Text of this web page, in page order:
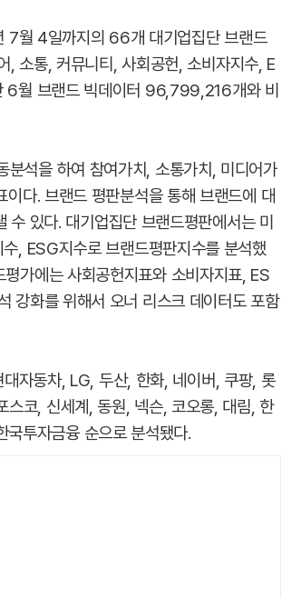
월 4일까지의 66개 대기업집단 브랜드
소통, 커뮤니티, 사회공헌, 소비자지수, E
6월 브랜드 빅데이터 96,799,216개와 비
분석을 하여 참여가치, 소통가치, 미디어가
다. 브랜드 평판분석을 통해 브랜드에 대
있다. 대기업집단 브랜드평판에서는 미
, ESG지수로 브랜드평판지수를 분석했
가에는 사회공헌지표와 소비자지표, ES
강화를 위해서 오너 리스크 데이터도 포함
자동차, LG, 두산, 한화, 네이버, 쿠팡, 롯
코, 신세계, 동원, 넥슨, 코오롱, 대림, 한
투자금융 순으로 분석됐다.